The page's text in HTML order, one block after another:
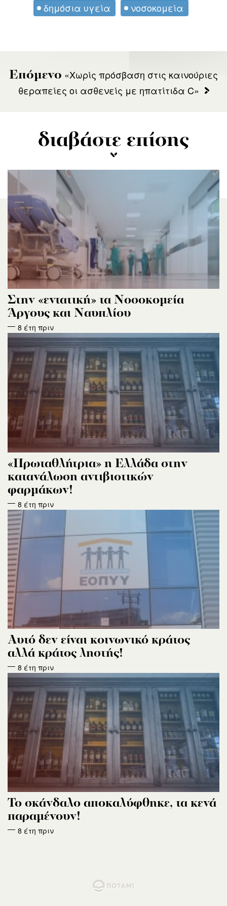
δημόσια υγεία νοσοκομεία
Επόμενο «Χωρίς πρόσβαση στις καινούριες
θεραπείες οι ασθενείς με ηπατίτιδα C»
διαβάστε επίσης
Στην «εντατική» τα Νοσοκομεία
Άργους και Ναυπλίου
8 έτη πριν
«Πρωταθλήτρια» η Ελλάδα στην
κατανάλωση αντιβιοτικών
φαρμάκων!
8 έτη πριν
Αυτό δεν είναι κοινωνικό κράτος
αλλά κράτος ληστής!
8 έτη πριν
Το σκάνδαλο αποκαλύφθηκε, τα κενά
παραμένουν!
8 έτη πριν